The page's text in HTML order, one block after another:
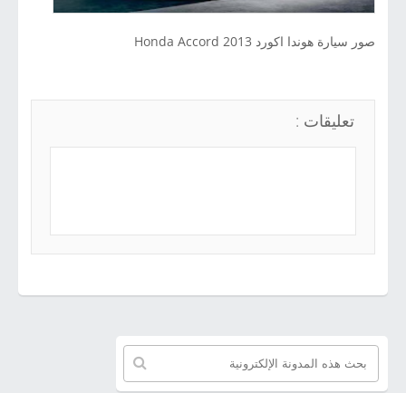
صور سيارة هوندا اكورد 2013 Honda Accord
تعليقات :